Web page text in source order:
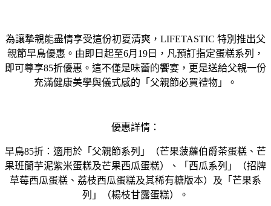
為讓摯親能盡情享受這份初夏清爽，LIFETASTIC 特別推出父
親節早鳥優惠。由即日起至6月19日，凡預訂指定蛋糕系列，
即可尊享85折優惠。這不僅是味蕾的饗宴，更是送給父親一份
充滿健康美學與儀式感的「父親節必買禮物」。
優惠詳情：
早鳥85折：適用於「父親節系列」（芒果菠蘿伯爵茶蛋糕、芒
果班蘭芋泥紫米蛋糕及芒果西瓜蛋糕）、「西瓜系列」（招牌
草莓西瓜蛋糕、荔枝西瓜蛋糕及其稀有糖版本）及「芒果系
列」（楊枝甘露蛋糕）。